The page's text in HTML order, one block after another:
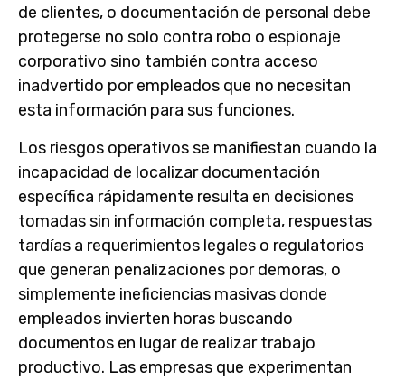
de clientes, o documentación de personal debe
protegerse no solo contra robo o espionaje
corporativo sino también contra acceso
inadvertido por empleados que no necesitan
esta información para sus funciones.
Los riesgos operativos se manifiestan cuando la
incapacidad de localizar documentación
específica rápidamente resulta en decisiones
tomadas sin información completa, respuestas
tardías a requerimientos legales o regulatorios
que generan penalizaciones por demoras, o
simplemente ineficiencias masivas donde
empleados invierten horas buscando
documentos en lugar de realizar trabajo
productivo. Las empresas que experimentan